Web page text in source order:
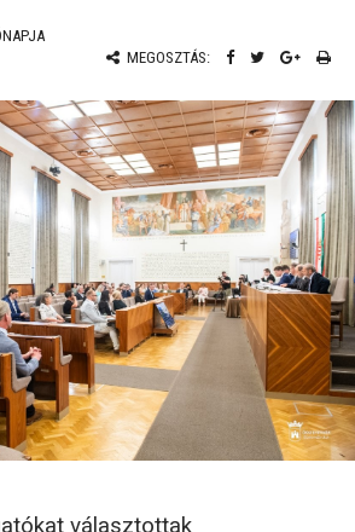
MEGOSZTÁS:
választottak